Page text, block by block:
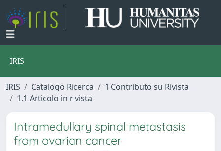
IRIS
IRIS Catalogo Ricerca
1 Contributo su Rivista
1.1 Articolo in rivista
Intramedullary spinal metastasis
from ovarian cancer